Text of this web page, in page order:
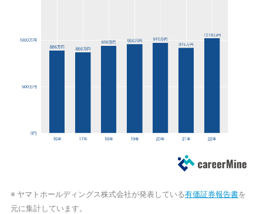
※ ヤマトホールディングス株式会社が発表している有価証券報告書を
元に集計しています。